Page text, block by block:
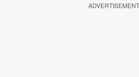
ADVERTISEMENT